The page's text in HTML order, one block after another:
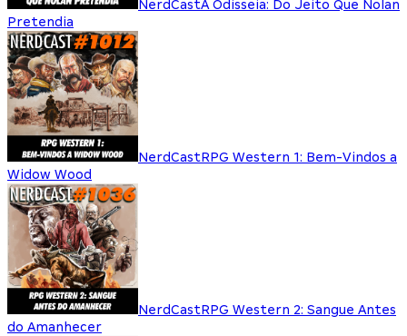
NerdCastA Odisseia: Do Jeito Que Nolan
Pretendia
NerdCastRPG Western 1: Bem-Vindos a
Widow Wood
NerdCastRPG Western 2: Sangue Antes
do Amanhecer